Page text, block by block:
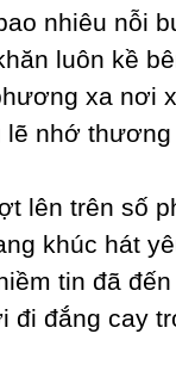
nhiêu nỗi
luôn kề
xa nơi
lẽ nhớ thương
lên trên số
khúc hát
tin đã đến
đi đắng caу